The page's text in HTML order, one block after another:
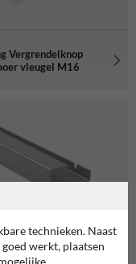
Vergrendelknop
vleugel M16
grijs RAL7042
technieken. Naast
werkt, plaatsen